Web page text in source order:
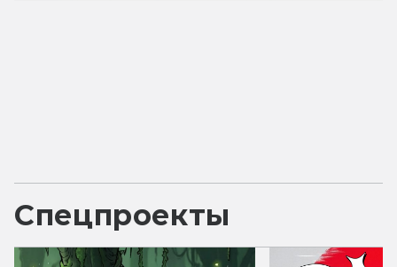
Спецпроекты